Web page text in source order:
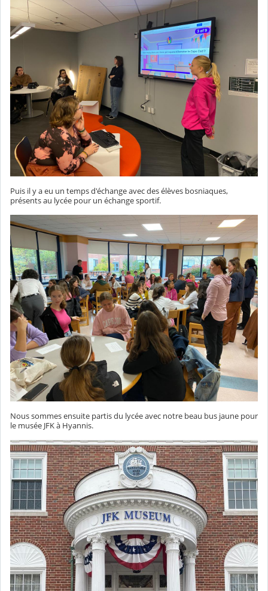
Puis il y a eu un temps d'échange avec des élèves bosniaques,
présents au lycée pour un échange sportif.
Nous sommes ensuite partis du lycée avec notre beau bus jaune pour
le musée JFK à Hyannis.